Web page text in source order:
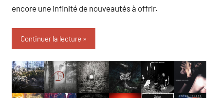
encore une infinité de nouveautés à offrir.
Continuer la lecture